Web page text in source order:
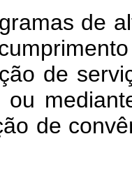
de
de
ou
o de